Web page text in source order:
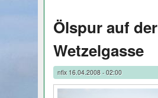
Ölspur auf der
Wetzelgasse
nfix16.04.2008 - 02:00